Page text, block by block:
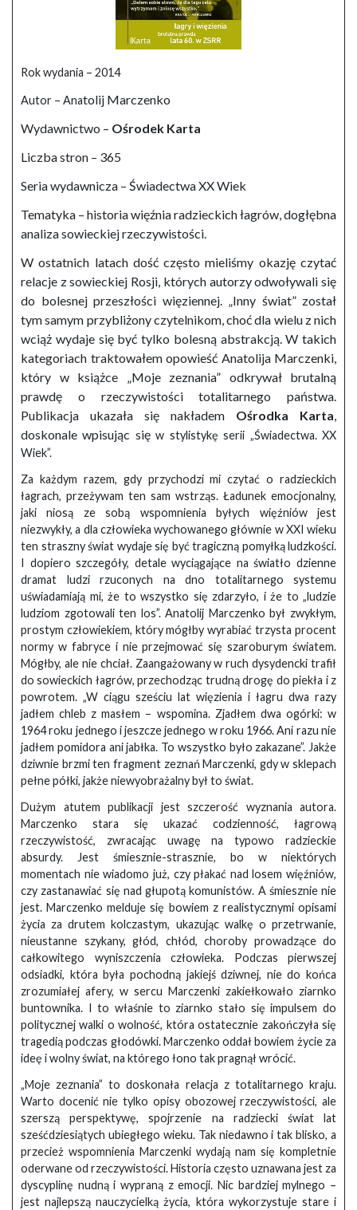
Rok wydania – 2014
Autor – Anatolij Marczenko
Wydawnictwo – Ośrodek Karta
Liczba stron – 365
Seria wydawnicza – Świadectwa XX Wiek
Tematyka – historia więźnia radzieckich łagrów, dogłębna
analiza sowieckiej rzeczywistości.
W ostatnich latach dość często mieliśmy okazję czytać
relacje z sowieckiej Rosji, których autorzy odwoływali się
do bolesnej przeszłości więziennej. „Inny świat” został
tym samym przybliżony czytelnikom, choć dla wielu z nich
wciąż wydaje się być tylko bolesną abstrakcją. W takich
kategoriach traktowałem opowieść Anatolija Marczenki,
który w książce „Moje zeznania” odkrywał brutalną
prawdę o rzeczywistości totalitarnego państwa.
Publikacja ukazała się nakładem Ośrodka Karta
doskonale wpisując sięw stylistykę serii „Świadectwa. XX
Wiek”.
Za każdym razem, gdy przychodzi mi czytać o radzieckich
łagrach, przeżywam ten sam wstrząs. Ładunek emocjonalny,
jaki niosą ze sobą wspomnienia byłych więźniów jest
niezwykły, a dla człowieka wychowanego głównie w XXI wieku
ten straszny świat wydaje się być tragiczną pomyłką ludzkości.
I dopiero szczegóły, detale wyciągające na światło dzienne
dramat ludzi rzuconych na dno totalitarnego systemu
uświadamiają mi, że to wszystko się zdarzyło, i że to „ludzie
ludziom zgotowali ten los”. Anatolij Marczenko był zwykłym,
prostym człowiekiem, który mógłby wyrabiać trzysta procent
normy w fabryce i nie przejmować się szaroburym światem.
Mógłby, ale nie chciał. Zaangażowany w ruch dysydencki trafił
do sowieckich łagrów, przechodząc trudną drogę do piekła i z
powrotem. „W ciągu sześciu lat więzienia i łagru dwa razy
jadłem chleb z masłem – wspomina. Zjadłem dwa ogórki: w
1964 roku jednego i jeszcze jednego w roku 1966. Ani razu nie
jadłem pomidora ani jabłka. To wszystko było zakazane”. Jakże
dziwnie brzmi ten fragment zeznań Marczenki, gdy w sklepach
pełne półki, jakże niewyobrażalny był to świat.
Dużym atutem publikacji jest szczerość wyznania autora.
Marczenko stara się ukazać codzienność, łagrową
rzeczywistość, zwracając uwagę na typowo radzieckie
absurdy. Jest śmiesznie-strasznie, bo w niektórych
momentach nie wiadomo już, czy płakać nad losem więźniów,
czy zastanawiać się nad głupotą komunistów. A śmiesznie nie
jest. Marczenko melduje się bowiem z realistycznymi opisami
życia za drutem kolczastym, ukazując walkę o przetrwanie,
nieustanne szykany, głód, chłód, choroby prowadzące do
całkowitego wyniszczenia człowieka. Podczas pierwszej
odsiadki, która była pochodną jakiejś dziwnej, nie do końca
zrozumiałej afery, w sercu Marczenki zakiełkowało ziarnko
buntownika. I to właśnie to ziarnko stało się impulsem do
politycznej walki o wolność, która ostatecznie zakończyła się
tragedią podczas głodówki. Marczenko oddał bowiem życie za
ideę i wolny świat, na którego łono tak pragnął wrócić.
„Moje zeznania” to doskonała relacja z totalitarnego kraju.
Warto docenić nie tylko opisy obozowej rzeczywistości, ale
szerszą perspektywę, spojrzenie na radziecki świat lat
sześćdziesiątych ubiegłego wieku. Tak niedawno i tak blisko, a
przecież wspomnienia Marczenki wydają nam się kompletnie
oderwane od rzeczywistości. Historia często uznawana jest za
dyscyplinę nudną i wypraną z emocji. Nic bardziej mylnego –
jest najlepszą nauczycielką życia, która wykorzystuje stare i